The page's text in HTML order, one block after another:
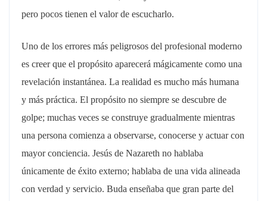
pero pocos tienen el valor de escucharlo.
Uno de los errores más peligrosos del profesional moderno
es creer que el propósito aparecerá mágicamente como una
revelación instantánea. La realidad es mucho más humana
y más práctica. El propósito no siempre se descubre de
golpe; muchas veces se construye gradualmente mientras
una persona comienza a observarse, conocerse y actuar con
mayor conciencia. Jesús de Nazareth no hablaba
únicamente de éxito externo; hablaba de una vida alineada
con verdad y servicio. Buda enseñaba que gran parte del